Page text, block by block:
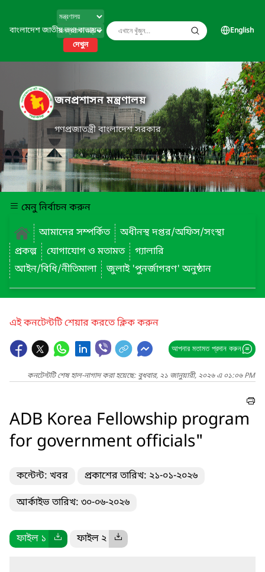
বাংলাদেশ জাতীয় তথ্য বাতায়ন
দেখুন
English
জনপ্রশাসন মন্ত্রণালয়
গণপ্রজাতন্ত্রী বাংলাদেশ সরকার
মেনু নির্বাচন করুন
আমাদের সম্পর্কিত
অধীনস্থ দপ্তর/অফিস/সংস্থা
প্রকল্প
যোগাযোগ ও মতামত
গ্যালারি
আইন/বিধি/নীতিমালা
জুলাই 'পুনর্জাগরণ' অনুষ্ঠান
এই কনটেন্টটি শেয়ার করতে ক্লিক করুন
আপনার মতামত প্রদান করুন
কনটেন্টটি শেষ হাল-নাগাদ করা হয়েছে: বুধবার, ২১ জানুয়ারী, ২০২৬ এ ০১:০৬ PM
ADB Korea Fellowship program
for government officials"
কন্টেন্ট: খবর প্রকাশের তারিখ: ২১-০১-২০২৬
আর্কাইভ তারিখ: ৩০-০৬-২০২৬
ফাইল ১ ফাইল ২